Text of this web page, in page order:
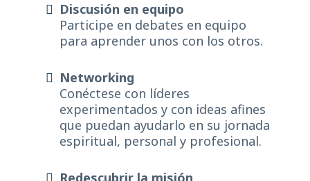
Discusión en equipo
Participe en debates en equipo
para aprender unos con los otros.
Networking
Conéctese con líderes
experimentados y con ideas afines
que puedan ayudarlo en su jornada
espiritual, personal y profesional.